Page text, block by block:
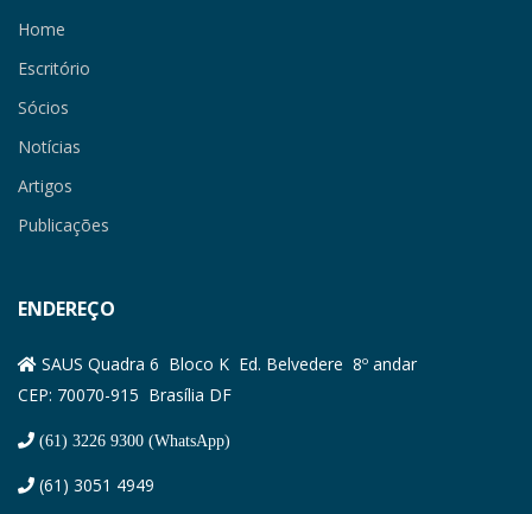
Home
Escritório
Sócios
Notícias
Artigos
Publicações
ENDEREÇO
SAUS Quadra 6 Bloco K Ed. Belvedere 8º andar
CEP: 70070-915 Brasília DF
(61) 3226 9300 (WhatsApp)
(61) 3051 4949